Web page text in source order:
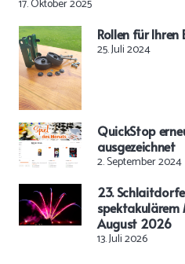
17. Oktober 2025
Rollen für Ihren
25. Juli 2024
QuickStop
ausgezeichnet
2. September 2024
23.
spektakulärem
August 2026
13. Juli 2026